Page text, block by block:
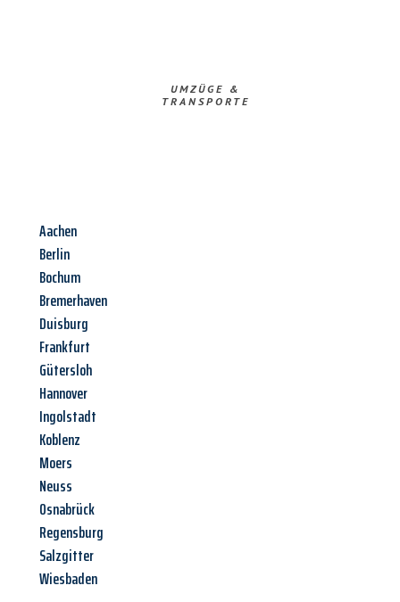
UMZÜGE &
TRANSPORTE
Aachen
Berlin
Bochum
Bremerhaven
Duisburg
Frankfurt
Gütersloh
Hannover
Ingolstadt
Koblenz
Moers
Neuss
Osnabrück
Regensburg
Salzgitter
Wiesbaden